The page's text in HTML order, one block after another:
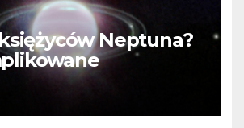
Neptuna?